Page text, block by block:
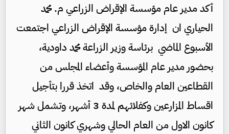
أكد مدير عام مؤسسة الإقراض الزراعي م. محمد
الحياري ان إدارة مؤسسة الإقراض الزراعي اجتمعت
الأسبوع الماضي برئاسة وزير الزراعة محمد داودية،
بحضور مدير عام المؤسسة وأعضاء المجلس من
القطاعين العام والخاص، وقد اتخذ قررا بتأجيل
اقساط المزارعين وكفلائهم لمدة 3 أشهر، وتشمل شهر
كانون الاول من العام الحالي وشهري كانون الثاني